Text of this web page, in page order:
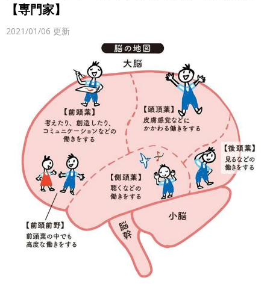
【専門家】
2021/01/06 更新